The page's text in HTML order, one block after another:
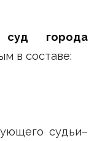
суд города
в составе:
судьи–